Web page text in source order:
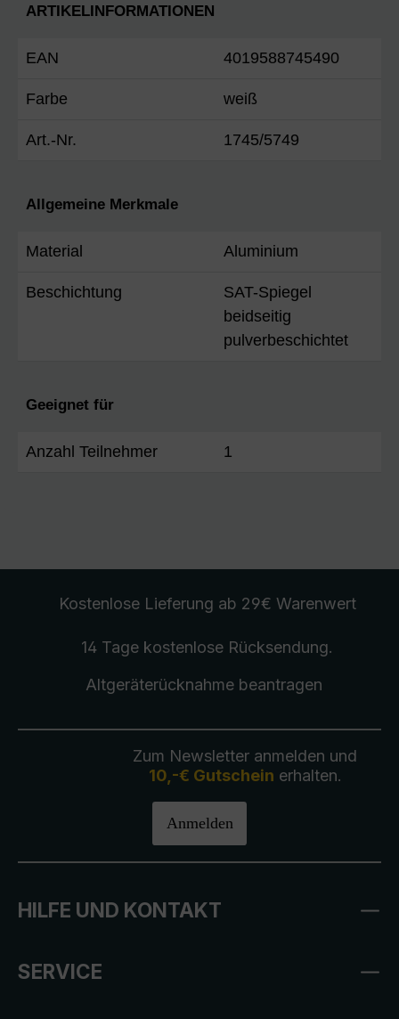
ARTIKELINFORMATIONEN
EAN 4019588745490
Farbe weiß
Art.-Nr. 1745/5749
Allgemeine Merkmale
Material Aluminium
Beschichtung
SAT-Spiegel
beidseitig
pulverbeschichtet
Geeignet für
Anzahl Teilnehmer 1
Kostenlose Lieferung ab 29€ Warenwert
14 Tage kostenlose Rücksendung.
Altgeräterücknahmebeantragen
Zum Newsletter anmelden und
10,-€ Gutschein erhalten.
Anmelden
HILFE UND KONTAKT
SERVICE